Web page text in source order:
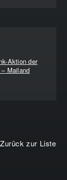
Aktion der
Mailand
Zurück zur Liste